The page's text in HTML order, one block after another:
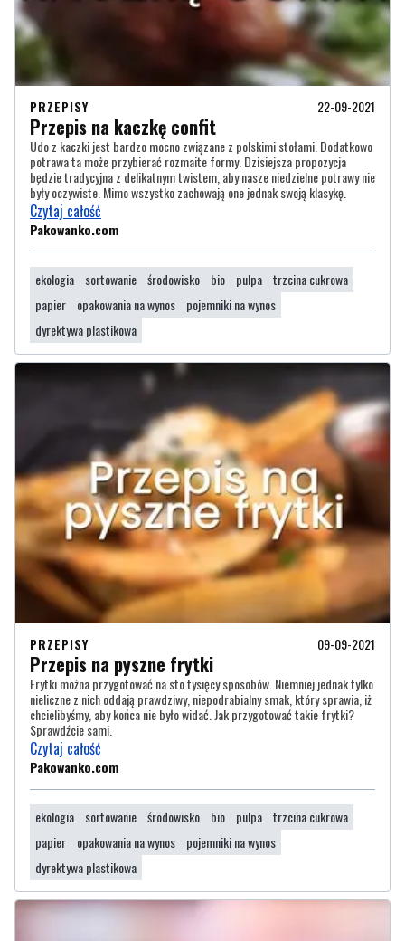
PRZEPISY 22-09-2021
Przepis na kaczkę confit
Udo z kaczki jest bardzo mocno związane z polskimi stołami. Dodatkowo
potrawa ta może przybierać rozmaite formy. Dzisiejsza propozycja
będzie tradycyjna z delikatnym twistem, aby nasze niedzielne potrawy nie
były oczywiste. Mimo wszystko zachowają one jednak swoją klasykę.
Czytaj całość
Pakowanko.com
ekologia sortowanie środowisko bio pulpa trzcina cukrowa
papier
opakowania na wynos
pojemniki na wynos
dyrektywa plastikowa
PRZEPISY 09-09-2021
Przepis na pyszne frytki
Frytki można przygotować na sto tysięcy sposobów. Niemniej jednak tylko
nieliczne z nich oddają prawdziwy, niepodrabialny smak, który sprawia, iż
chcielibyśmy, aby końca nie było widać. Jak przygotować takie frytki?
Sprawdźcie sami.
Czytaj całość
Pakowanko.com
ekologia sortowanie środowisko bio pulpa trzcina cukrowa
papier
opakowania na wynos
pojemniki na wynos
dyrektywa plastikowa